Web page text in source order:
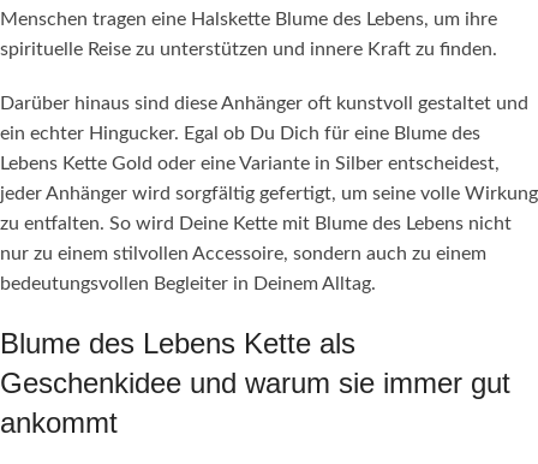
Menschen tragen eine Halskette Blume des Lebens, um ihre
spirituelle Reise zu unterstützen und innere Kraft zu finden.
Darüber hinaus sind diese Anhänger oft kunstvoll gestaltet und
ein echter Hingucker. Egal ob Du Dich für eine Blume des
Lebens Kette Gold oder eine Variante in Silber entscheidest,
jeder Anhänger wird sorgfältig gefertigt, um seine volle Wirkung
zu entfalten. So wird Deine Kette mit Blume des Lebens nicht
nur zu einem stilvollen Accessoire, sondern auch zu einem
bedeutungsvollen Begleiter in Deinem Alltag.
Blume des Lebens Kette als
Geschenkidee und warum sie immer gut
ankommt